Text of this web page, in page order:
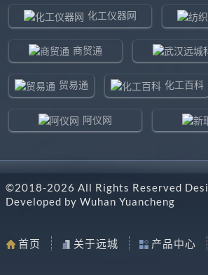
化工仪器网
商贸通
贸易通 化工百科
阿仪网
东北制造网
©2018-2026 All Rights Reserved
Developed by Wuhan Yuancheng
首页 关于远城 产品中心